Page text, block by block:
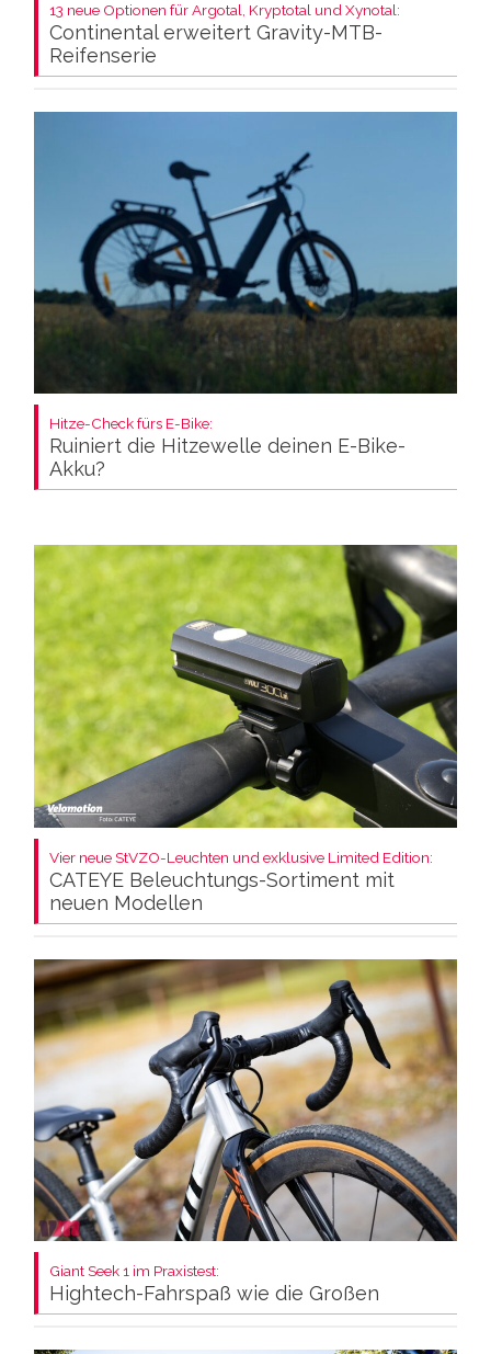
13 neue Optionen für Argotal, Kryptotal und Xynotal:
Continental erweitert Gravity-MTB-
Reifenserie
Hitze-Check fürs E-Bike:
Ruiniert die Hitzewelle deinen E-Bike-
Akku?
Vier neue StVZO-Leuchten und exklusive Limited Edition:
CATEYE Beleuchtungs-Sortiment mit
neuen Modellen
Giant Seek 1 im Praxistest:
Hightech-Fahrspaß wie die Großen